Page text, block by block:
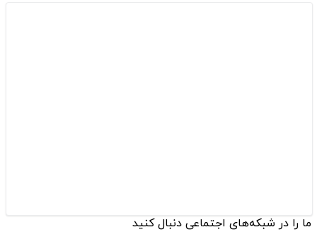
ما را در شبکه‌های اجتماعی دنبال کنید